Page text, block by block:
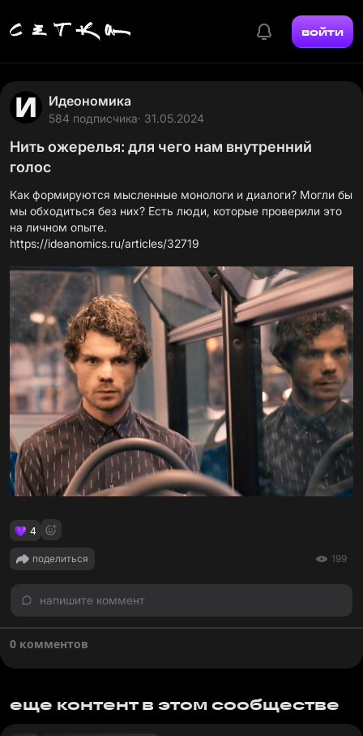
войти
Идеономика
584 подписчика· 31.05.2024
Нить ожерелья: для чего нам внутренний
голос
Как формируются мысленные монологи и диалоги? Могли бы
мы обходиться без них? Есть люди, которые проверили это
https://ideanomics.ru/articles/32719
4
поделиться 199
напишите коммент
0 комментов
еще контент в этом сообществе